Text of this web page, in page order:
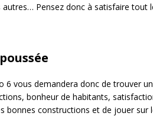
Pensez donc à satisfaire tout
6 vous demandera donc de trouver
bonheur de habitants,
bonnes constructions et de jouer sur